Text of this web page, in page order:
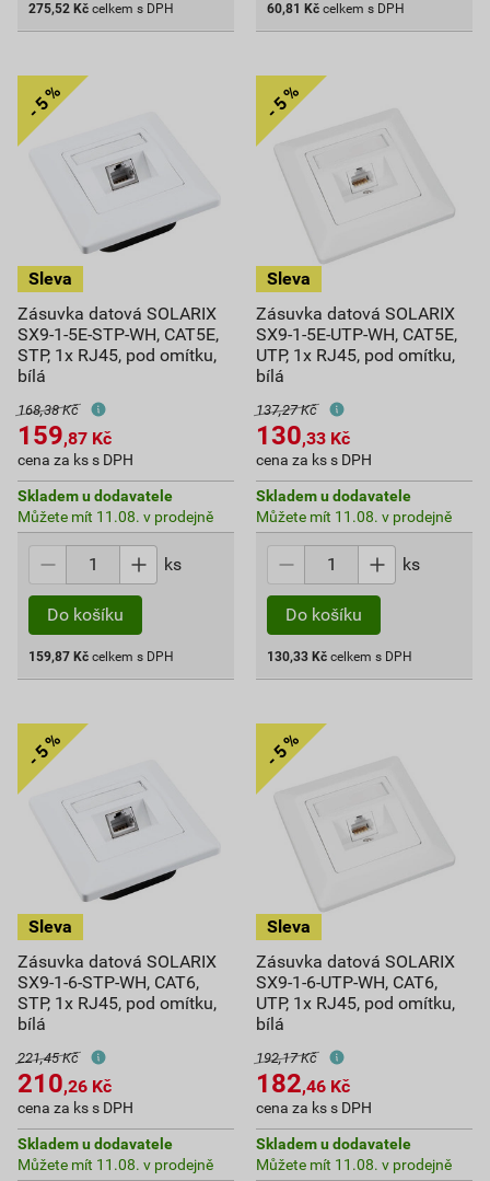
275,52 Kč celkem s DPH 60,81 Kč celkem s DPH
Zásuvka datová SOLARIX
SX9-1-5E-STP-WH, CAT5E,
STP, 1x RJ45, pod omítku,
bílá
168,38 Kč
159,87 Kč
cena za ks s DPH
Skladem u dodavatele
Můžete mít 11.08. v prodejně
ks
Do košíku
159,87 Kč celkem s DPH
Zásuvka datová SOLARIX
SX9-1-5E-UTP-WH, CAT5E,
UTP, 1x RJ45, pod omítku,
bílá
137,27 Kč
130,33 Kč
cena za ks s DPH
Skladem u dodavatele
Můžete mít 11.08. v prodejně
ks
Do košíku
130,33 Kč celkem s DPH
Zásuvka datová SOLARIX
SX9-1-6-STP-WH, CAT6,
STP, 1x RJ45, pod omítku,
bílá
221,45 Kč
210,26 Kč
cena za ks s DPH
Skladem u dodavatele
Můžete mít 11.08. v prodejně
Zásuvka datová SOLARIX
SX9-1-6-UTP-WH, CAT6,
UTP, 1x RJ45, pod omítku,
bílá
192,17 Kč
182,46 Kč
cena za ks s DPH
Skladem u dodavatele
Můžete mít 11.08. v prodejně